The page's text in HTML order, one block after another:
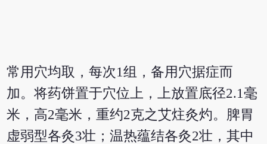
常用穴均取，每次1组，备用穴据症而
加。将药饼置于穴位上，上放置底径2.1毫
米，高2毫米，重约2克之艾炷灸灼。脾胃
虚弱型各灸3壮；温热蕴结各灸2壮，其中